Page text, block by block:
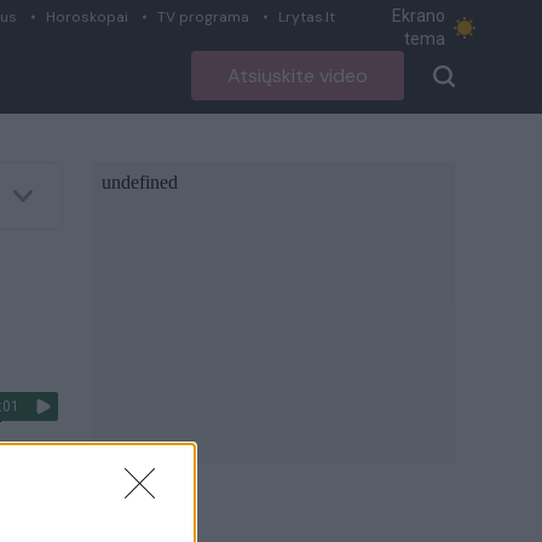
Horoskopai TV programa Lrytas.lt
Ekrano
tema
Atsiųskite video